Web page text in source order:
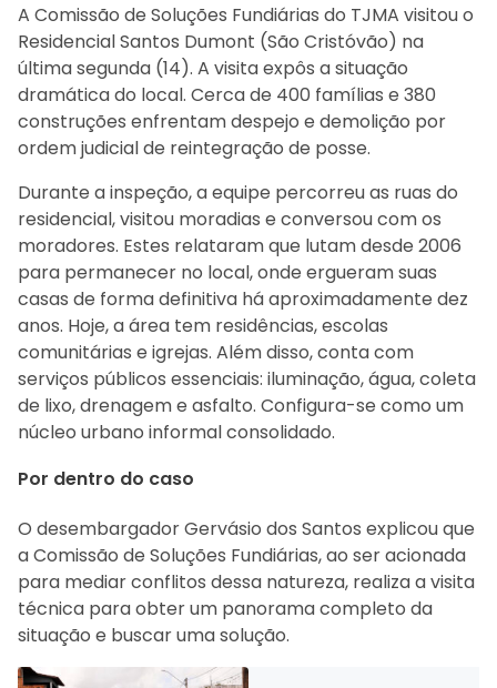
A Comissão de Soluções Fundiárias do TJMA visitou o
Residencial Santos Dumont (São Cristóvão) na
última segunda (14). A visita expôs a situação
dramática do local. Cerca de 400 famílias e 380
construções enfrentam despejo e demolição por
ordem judicial de reintegração de posse.
Durante a inspeção, a equipe percorreu as ruas do
residencial, visitou moradias e conversou com os
moradores. Estes relataram que lutam desde 2006
para permanecer no local, onde ergueram suas
casas de forma definitiva há aproximadamente dez
anos. Hoje, a área tem residências, escolas
comunitárias e igrejas. Além disso, conta com
serviços públicos essenciais: iluminação, água, coleta
de lixo, drenagem e asfalto. Configura-se como um
núcleo urbano informal consolidado.
Por dentro do caso
O desembargador Gervásio dos Santos explicou que
a Comissão de Soluções Fundiárias, ao ser acionada
para mediar conflitos dessa natureza, realiza a visita
técnica para obter um panorama completo da
situação e buscar uma solução.